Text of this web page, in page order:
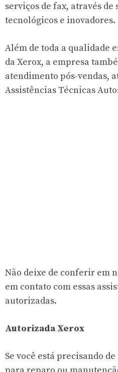
serviços de fax, através
tecnológicos e inovadores.
Além de toda a qualidade
da Xerox, a empresa
atendimento pós-vendas,
Assistências Técnicas
Não deixe de conferir em
em contato com essas
autorizadas.
Autorizada Xerox
Se você está precisando